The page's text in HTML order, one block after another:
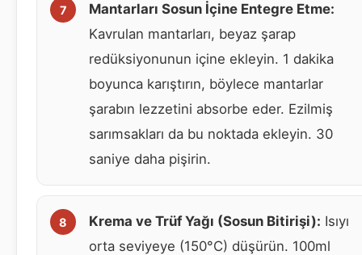
Mantarları Sosun İçine Entegre Etme:
Kavrulan mantarları, beyaz şarap
redüksiyonunun içine ekleyin. 1 dakika
boyunca karıştırın, böylece mantarlar
şarabın lezzetini absorbe eder. Ezilmiş
sarımsakları da bu noktada ekleyin. 30
saniye daha pişirin.
Krema ve Trüf Yağı (Sosun Bitirişi): Isıyı
orta seviyeye (150°C) düşürün. 100ml